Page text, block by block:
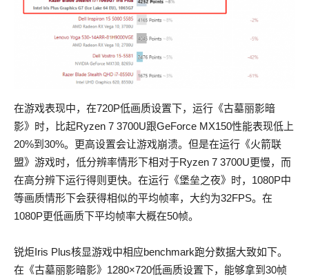
在游戏表现中，在720P低画质设置下，运行《古墓丽影暗
影》时，比起Ryzen 7 3700U跟GeForce MX150性能表现低上
20%到30%。更高设置会让游戏崩溃。但是在运行《火箭联
盟》游戏时，低分辨率情形下相对于Ryzen 7 3700U更慢，而
在高分辨下运行得则更快。在运行《堡垒之夜》时，1080P中
等画质情形下会获得相似的平均帧率，大约为32FPS。在
1080P更低画质下平均帧率大概在50帧。
锐炬Iris Plus核显游戏中相应benchmark跑分数据大致如下。
在《古墓丽影暗影》1280×720低画质设置下，能够拿到30帧